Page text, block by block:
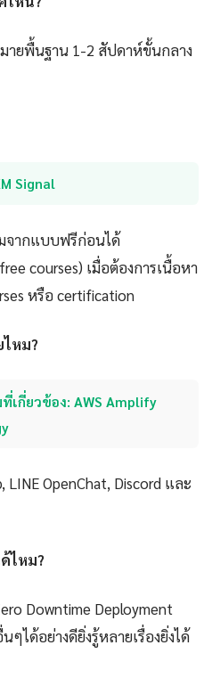
ายพื้นฐาน 1-2 สัปดาห์ขั้นกลาง
Signal
จากแบบฟรีก่อนได้
courses) เมื่อต้องการเนื้อหา
หรือ certification
หม?
เกี่ยวข้อง: AWS Amplify
LINE OpenChat, Discord และ
ไหม?
Downtime Deployment
ๆได้อย่างดียิ่งรู้หลายเรื่องยิ่งได้